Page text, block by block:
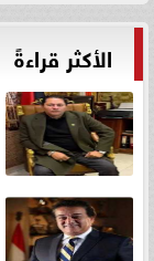
الأكثر قراءةً